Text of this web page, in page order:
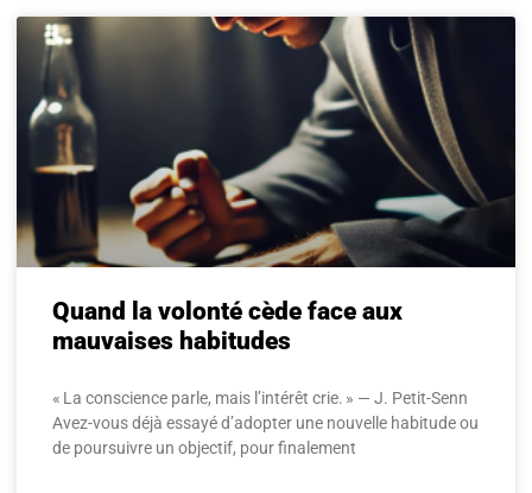
Quand la volonté cède face aux
mauvaises habitudes
« La conscience parle, mais l’intérêt crie. » — J. Petit-Senn
Avez-vous déjà essayé d’adopter une nouvelle habitude ou
de poursuivre un objectif, pour finalement